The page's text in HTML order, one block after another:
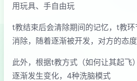
用玩具、手自由玩
t教结束后会清除期间的记忆，t教
消除，随着逐渐被开发，对方的态
此外，根据t教方式（如何让其起飞
逐渐发生变化，4种洗脑模式